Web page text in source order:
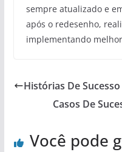
sempre atualizado e
após o redesenho,
implementando
Histórias De
Casos De
Você pode